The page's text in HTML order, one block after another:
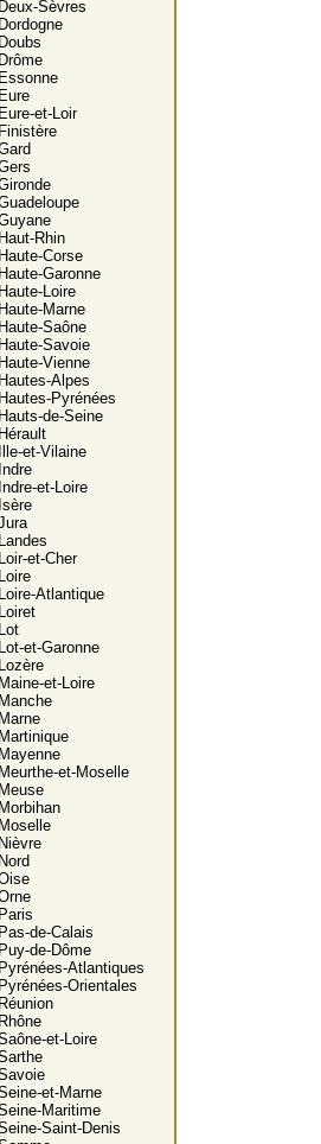
Deux-Sèvres
Dordogne
Doubs
Drôme
Essonne
Eure
Eure-et-Loir
Finistère
Haut-Rhin
Haute-Corse
Haute-Garonne
Haute-Loire
Haute-Marne
Haute-Saône
Haute-Savoie
Haute-Vienne
Hautes-Alpes
Hautes-Pyrénées
Hauts-de-Seine
Hérault
Ille-et-Vilaine
Indre
Indre-et-Loire
Isère
Landes
Loir-et-Cher
Loire
Loire-Atlantique
Loiret
Lot
Lot-et-Garonne
Lozère
Maine-et-Loire
Manche
Marne
Martinique
Mayenne
Meurthe-et-Moselle
Meuse
Morbihan
Moselle
Nièvre
Nord
Paris
Pas-de-Calais
Puy-de-Dôme
Pyrénées-Atlantiques
Pyrénées-Orientales
Réunion
Rhône
et-Loire
et-Marne
Maritime
Saint-Denis